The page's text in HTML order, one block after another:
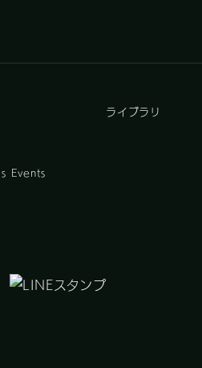
Events
ライブラリ